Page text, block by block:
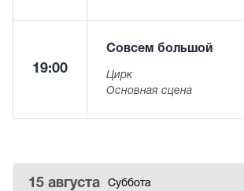
19:00
Совсем большой
Цирк
Основная сцена
15 августа Суббота